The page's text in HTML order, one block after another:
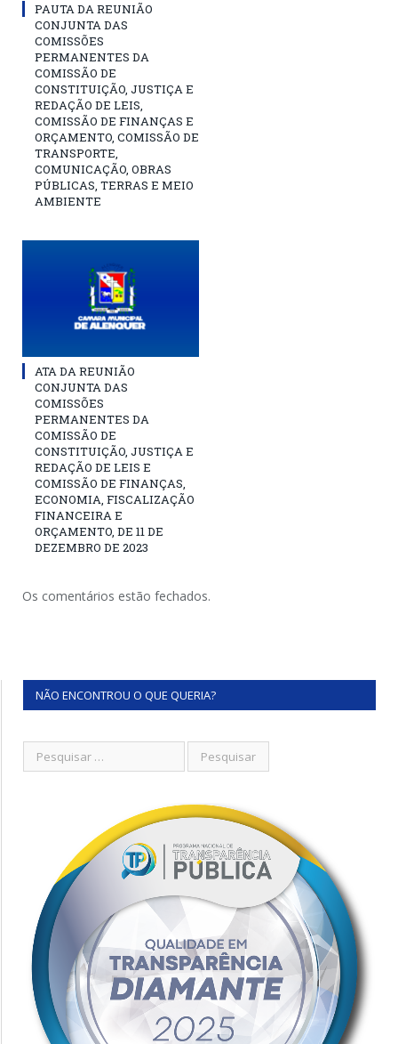
PAUTA DA REUNIÃO
CONJUNTA DAS
COMISSÕES
PERMANENTES DA
COMISSÃO DE
CONSTITUIÇÃO, JUSTIÇA E
REDAÇÃO DE LEIS,
COMISSÃO DE FINANÇAS E
ORÇAMENTO, COMISSÃO DE
TRANSPORTE,
COMUNICAÇÃO, OBRAS
PÚBLICAS, TERRAS E MEIO
AMBIENTE
ATA DA REUNIÃO
CONJUNTA DAS
COMISSÕES
PERMANENTES DA
COMISSÃO DE
CONSTITUIÇÃO, JUSTIÇA E
REDAÇÃO DE LEIS E
COMISSÃO DE FINANÇAS,
ECONOMIA, FISCALIZAÇÃO
FINANCEIRA E
ORÇAMENTO, DE 11 DE
DEZEMBRO DE 2023
Os comentários estão fechados.
NÃO ENCONTROU O QUE QUERIA?